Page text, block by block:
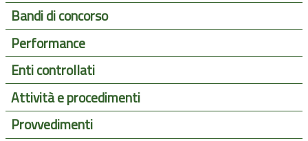
Bandi di concorso
Performance
Enti controllati
Attività e procedimenti
Provvedimenti